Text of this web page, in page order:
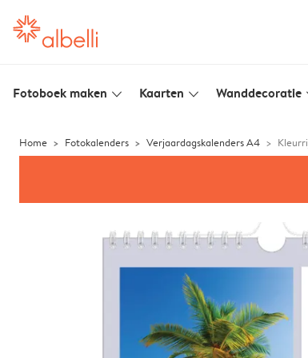
Fotoboek maken slim_arrow_down Kaarten slim_arrow_down Wanddecoratie
Home Fotokalenders Verjaardagskalenders A4